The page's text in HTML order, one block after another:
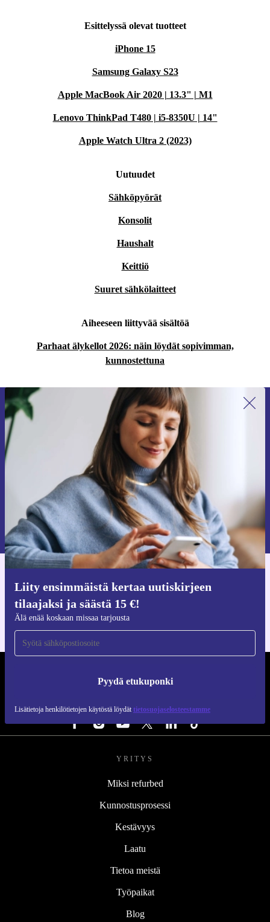
Esittelyssä olevat tuotteet
iPhone 15
Samsung Galaxy S23
Apple MacBook Air 2020 | 13.3" | M1
Lenovo ThinkPad T480 | i5-8350U | 14"
Apple Watch Ultra 2 (2023)
Uutuudet
Sähköpyörät
Konsolit
Haushalt
Keittiö
Suuret sähkölaitteet
Aiheeseen liittyvää sisältöä
Parhaat älykellot 2026: näin löydät sopivimman,
kunnostettuna
Liity ensimmäistä kertaa uutiskirjeen
tilaajaksi ja säästä 15 €!
Älä enää koskaan missaa tarjousta
Pyydä etukuponki
Lisätietoja henkilötietojen käytöstä löydät tietosuojaselosteestamme
Liity ensimmäistä kertaa uutiskirjeen
tilaajaksi ja säästä 15 €!
Älä missaa enää yhtäkään tarjousta.
Pyydä etukuponki
Lisätietoja henkilötietojen käytöstä löydättietosuojaselosteestamme.
iOS:lle ja Androidille
YRITYS
Miksi refurbed
Kunnostusprosessi
Kestävyys
Laatu
Tietoa meistä
Työpaikat
Blog